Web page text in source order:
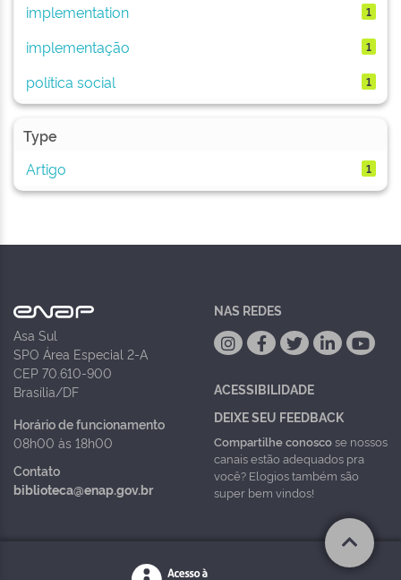
implementation 1
implementação 1
política social 1
Type
Artigo
1
Asa Sul
SPO Área Especial 2-A
CEP 70.610-900
Brasília/DF
Horário de funcionamento
08h00 às 18h00
Contato
biblioteca@enap.gov.br
NAS REDES
ACESSIBILIDADE
DEIXE SEU FEEDBACK
Compartilhe conoscose nossos
canais estão adequados pra
você? Elogios também são
super bem vindos!